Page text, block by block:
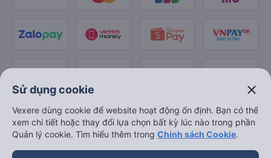
Sử dụng cookie close
Vexere dùng cookie để website hoạt động ổn định. Bạn có thể
xem chi tiết hoặc thay đổi lựa chọn bất kỳ lúc nào trong phần
Quản lý cookie. Tìm hiểu thêm trong Chính sách Cookie.